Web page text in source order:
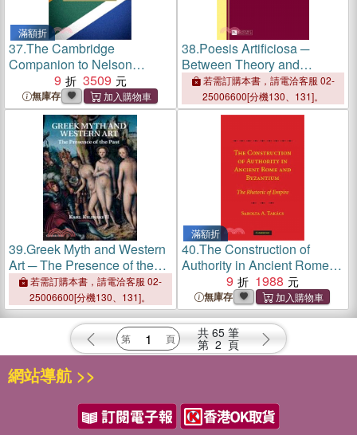
滿額折
37.The Cambridge
Companion to Nelson
Mandela9 3509
無庫存
38.Poesis Artificiosa ─
Between Theory and
Practice
若需訂購本書，請電洽客服 02-
25006600[分機130、131]。
39.Greek Myth and Western
Art ─ The Presence of the
Past若需訂購本書，請電洽客服 02-
25006600[分機130、131]。
滿額折
40.The Construction of
Authority in Ancient Rome
and Byzantium―The
Rhetoric of Empire
9 1988
無庫存
共 65 筆
第 2 頁
網站導航 >>